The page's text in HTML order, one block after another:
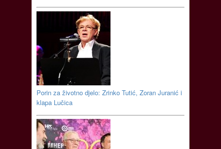
Porin za životno djelo: Zrinko Tutić, Zoran Juranić i
klapa Lučica